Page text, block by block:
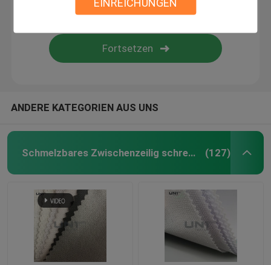
spunlace Vliesstoffgewebe
Nähende Schulterpolster
Ärmelkopfrolle
ANDERE KATEGORIEN AUS UNS
Schmelzbares Zwischenzeilig schreiben (127)